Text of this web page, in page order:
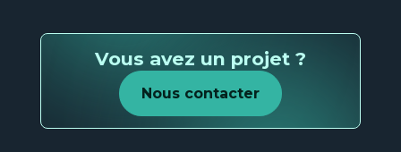
Vous avez un projet ?
Nous contacter